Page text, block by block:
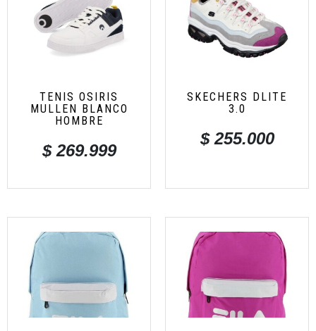
TENIS OSIRIS
MULLEN BLANCO
HOMBRE
$269.999
SKECHERS DLITE
3.0
$255.000